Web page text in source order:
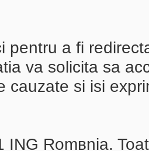
pentru a fi
va solicita sa
cauzate si isi
ING Romвnia.